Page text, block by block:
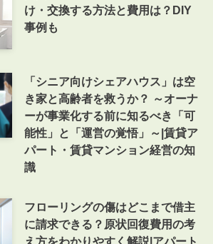
け・交換する方法と費用は？DIY
事例も
「シニア向けシェアハウス」は空
き家と高齢者を救うか？ ～オーナ
ーが事業化する前に知るべき「可
能性」と「運営の覚悟」～|賃貸ア
パート・賃貸マンション経営の知
識
フローリングの傷はどこまで借主
に請求できる？原状回復費用の考
え方をわかりやすく解説|アパート